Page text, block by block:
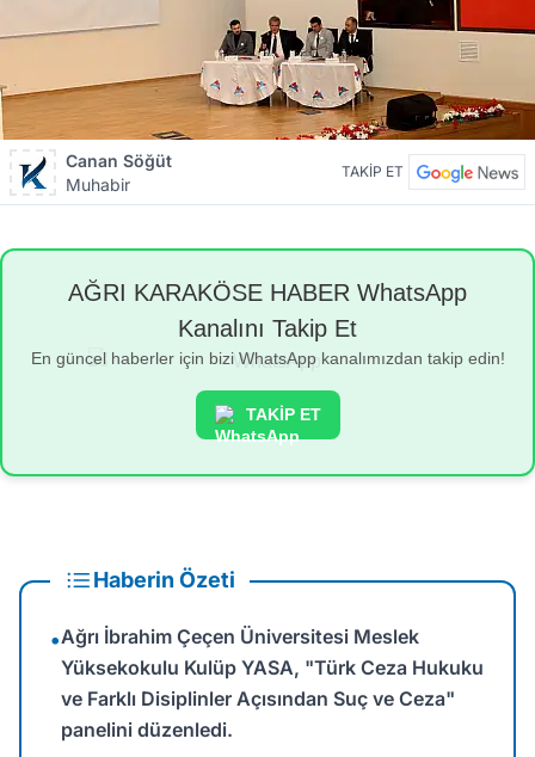
Canan Söğüt
Muhabir
TAKİP ET
AĞRI KARAKÖSE HABER WhatsApp
Kanalını Takip Et
En güncel haberler için bizi WhatsApp kanalımızdan takip edin!
TAKİP ET
Haberin Özeti
•Ağrı İbrahim Çeçen Üniversitesi Meslek
Yüksekokulu Kulüp YASA, "Türk Ceza Hukuku
ve Farklı Disiplinler Açısından Suç ve Ceza"
panelini düzenledi.